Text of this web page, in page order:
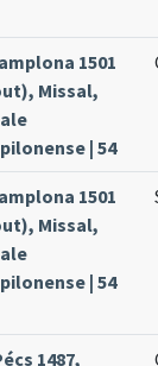
1501
Missal,
| 54
1501
Missal,
| 54
1487,